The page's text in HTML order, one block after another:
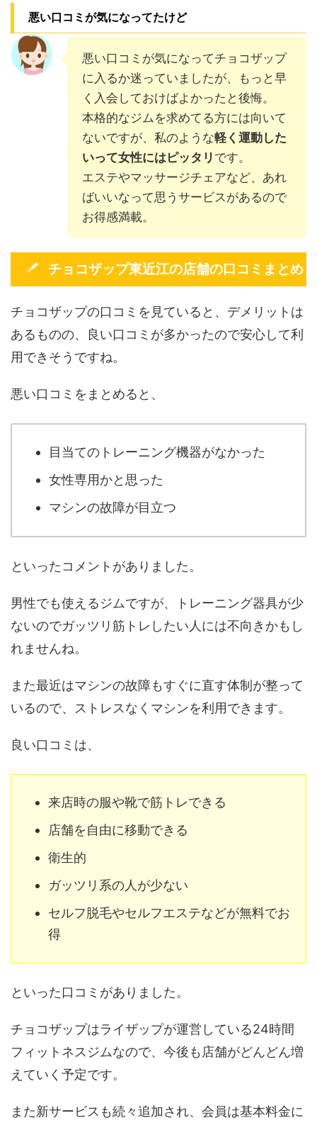
悪い口コミが気になってたけど
悪い口コミが気になってチョコザップ
に入るか迷っていましたが、もっと早
く入会しておけばよかったと後悔。
本格的なジムを求めてる方には向いて
ないですが、私のような軽く運動した
いって女性にはピッタリ です。
エステやマッサージチェアなど、あれ
ばいいなって思うサービスがあるので
お得感満載。
チョコザップ東近江の店舗の口コミまとめ
チョコザップの口コミを見ていると、デメリットは
あるものの、良い口コミが多かったので安心して利
用できそうですね。
悪い口コミをまとめると、
目当てのトレーニング機器がなかった
女性専用かと思った
マシンの故障が目立つ
といったコメントがありました。
男性でも使えるジムですが、トレーニング器具が少
ないのでガッツリ筋トレしたい人には不向きかもし
れませんね。
また最近はマシンの故障もすぐに直す体制が整って
いるので、ストレスなくマシンを利用できます。
良い口コミは、
来店時の服や靴で筋トレできる
店舗を自由に移動できる
衛生的
ガッツリ系の人が少ない
セルフ脱毛やセルフエステなどが無料でお
得
といった口コミがありました。
チョコザップはライザップが運営している24時間
フィットネスジムなので、今後も店舗がどんどん増
えていく予定です。
また新サービスも続々追加され、会員は基本料金に